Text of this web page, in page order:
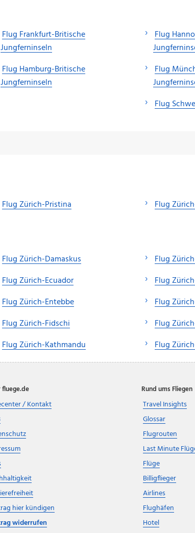
Flug Frankfurt-Britische
Jungferninseln
Flug Hamburg-Britische
Jungferninseln
Flug
Flug
Flug
Flug Zürich-Pristina Flug
Flug Zürich-Damaskus
Flug Zürich-Ecuador
Flug Zürich-Entebbe
Flug Zürich-Fidschi
Flug Zürich-Kathmandu
Flug
Flug
Flug
Flug
Flug